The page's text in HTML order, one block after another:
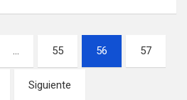
… 55 56 57
Siguiente